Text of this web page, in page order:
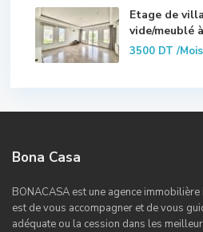
Etage de
vide/meublé
3500 DT/Mois
Bona Casa
BONACASA est une agence
est de vous accompagner et de vous
adéquate ou la cession dans les